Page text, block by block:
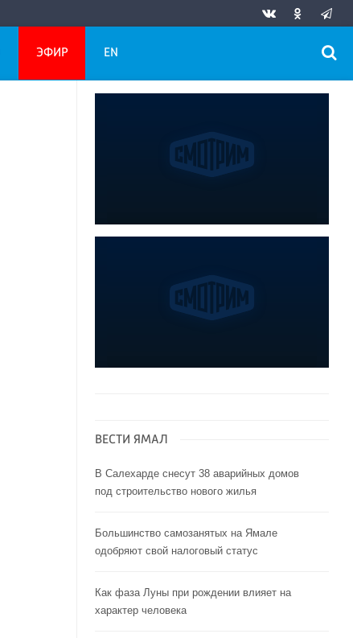
ЭФИР EN
ВЕСТИ ЯМАЛ
В Салехарде снесут 38 аварийных домов
под строительство нового жилья
Большинство самозанятых на Ямале
одобряют свой налоговый статус
Как фаза Луны при рождении влияет на
характер человека